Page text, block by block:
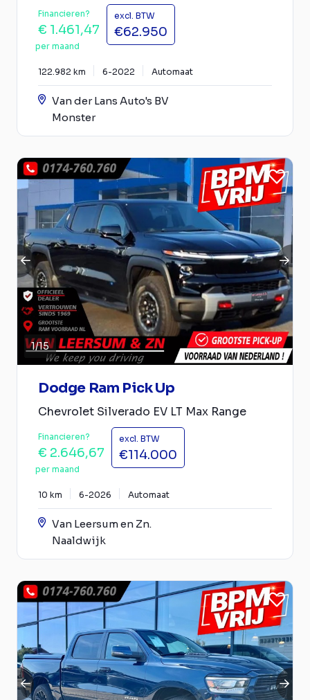
Financieren?
€ 1.461,47
per maand
excl. BTW
€62.950
122.982 km 6-2022 Automaat
Van der Lans Auto's BV
Monster
1/15
Dodge Ram Pick Up
Chevrolet Silverado EV LT Max Range
Financieren?
€ 2.646,67
per maand
excl. BTW
€114.000
10 km 6-2026 Automaat
Van Leersum en Zn.
Naaldwijk